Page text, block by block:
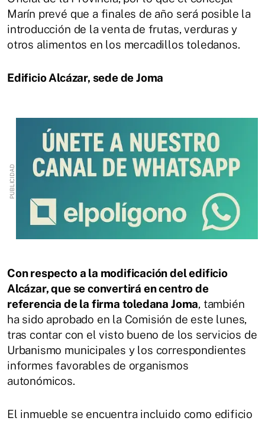
Marín prevé que a finales de año será posible la
introducción de la venta de frutas, verduras y
otros alimentos en los mercadillos toledanos.
Edificio Alcázar, sede de Joma
Con respecto a la modificación del edificio
Alcázar, que se convertirá en centro de
referencia de la firma toledana Joma, también
ha sido aprobado en la Comisión de este lunes,
tras contar con el visto bueno de los servicios de
Urbanismo municipales y los correspondientes
informes favorables de organismos
autonómicos.
El inmueble se encuentra incluido como edificio